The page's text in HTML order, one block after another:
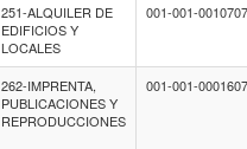
251-ALQUILER DE
EDIFICIOS Y
LOCALES
001-001-0010707
262-IMPRENTA,
PUBLICACIONES Y
REPRODUCCIONES
001-001-0001607